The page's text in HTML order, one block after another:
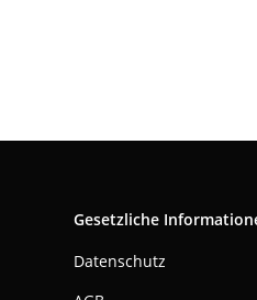
Gesetzliche
Datenschutz